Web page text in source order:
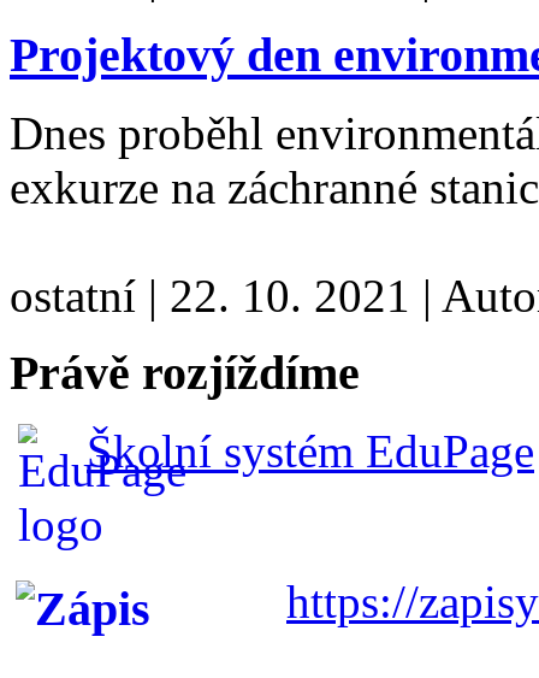
Projektový den
Dnes proběhl
exkurze na záchranné
ostatní | 22. 10. 2021 |
Právě rozjíždíme
Školní systém EduPage
https://